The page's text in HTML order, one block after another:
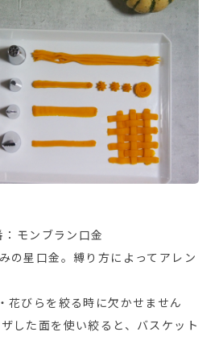
モンブラン口金
の星口金。縛り方によってアレン
びらを絞る時に欠かせません
した面を使い絞ると、バスケット